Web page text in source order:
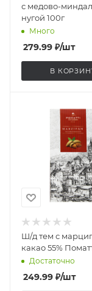
с медово-
нугой 100г
Много
279.99 ₽/шт
В
Ш/д тем с
какао 55%
Достаточно
249.99 ₽/шт